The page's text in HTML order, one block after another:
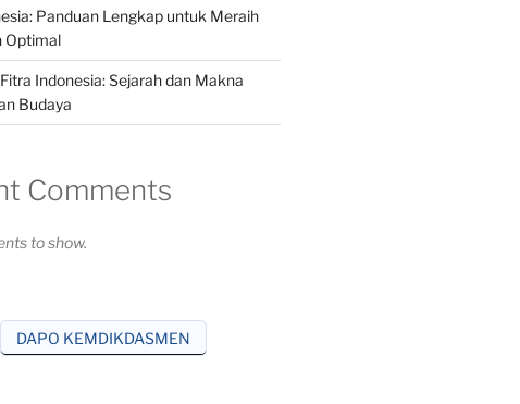
Panduan Lengkap untuk Meraih
Optimal
Indonesia: Sejarah dan Makna
Budaya
Comments
to show.
DAPO KEMDIKDASMEN